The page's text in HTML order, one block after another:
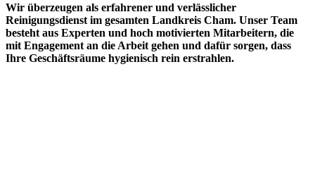
Wir überzeugen als erfahrener und verlässlicher
Reinigungsdienst im gesamten Landkreis Cham. Unser Team
besteht aus Experten und hoch motivierten Mitarbeitern, die
mit Engagement an die Arbeit gehen und dafür sorgen, dass
Ihre Geschäftsräume hygienisch rein erstrahlen.